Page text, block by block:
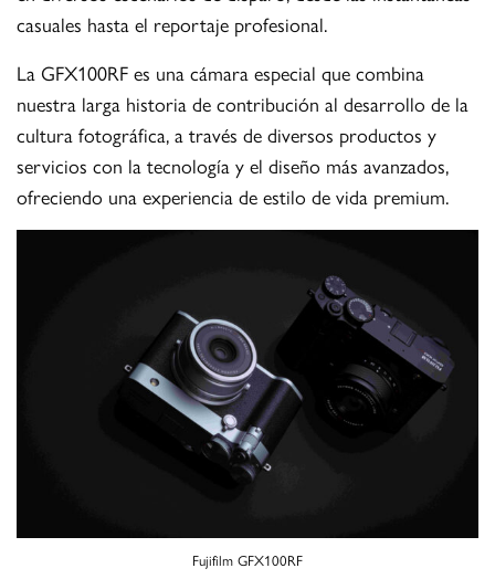
casuales hasta el reportaje profesional.
La GFX100RF es una cámara especial que combina
nuestra larga historia de contribución al desarrollo de la
cultura fotográfica, a través de diversos productos y
servicios con la tecnología y el diseño más avanzados,
ofreciendo una experiencia de estilo de vida premium.
Fujifilm GFX100RF